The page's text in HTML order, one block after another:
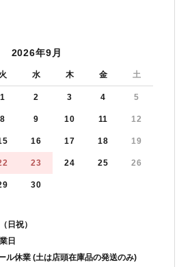
2026年9月
火 水 木 金 土
1 2 3 4 5
8 9 10 11 12
16 17 18 19
23 24 25 26
30
祝）
日
ル休業 (土は店頭在庫品の発送のみ)